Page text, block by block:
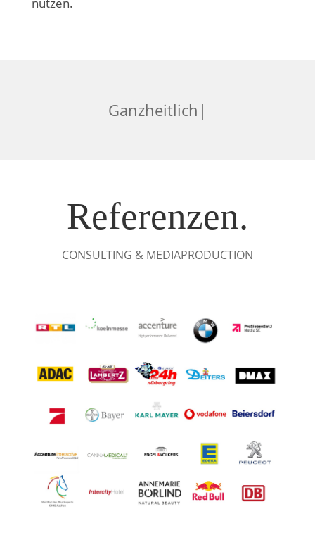
|
Referenzen.
CONSULTING & MEDIAPRODUCTION